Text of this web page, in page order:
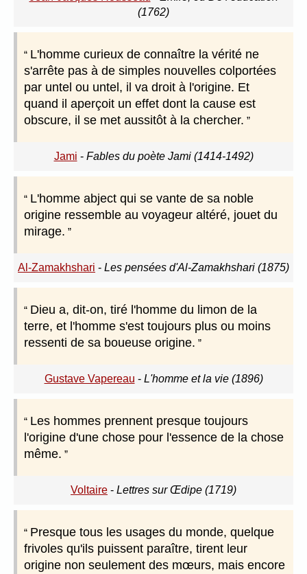
(1762)
L'homme curieux de connaître la vérité ne
s'arrête pas à de simples nouvelles colportées
par untel ou untel, il va droit à l'origine. Et
quand il aperçoit un effet dont la cause est
obscure, il se met aussitôt à la chercher.
Jami - Fables du poète Jami (1414-1492)
L'homme abject qui se vante de sa noble
origine ressemble au voyageur altéré, jouet du
mirage.
Al-Zamakhshari - Les pensées d'Al-Zamakhshari (1875)
Dieu a, dit-on, tiré l'homme du limon de la
terre, et l'homme s'est toujours plus ou moins
ressenti de sa boueuse origine.
Gustave Vapereau - L'homme et la vie (1896)
Les hommes prennent presque toujours
l'origine d'une chose pour l'essence de la chose
même.
Voltaire - Lettres sur Œdipe (1719)
Presque tous les usages du monde, quelque
frivoles qu'ils puissent paraître, tirent leur
origine non seulement des mœurs, mais encore